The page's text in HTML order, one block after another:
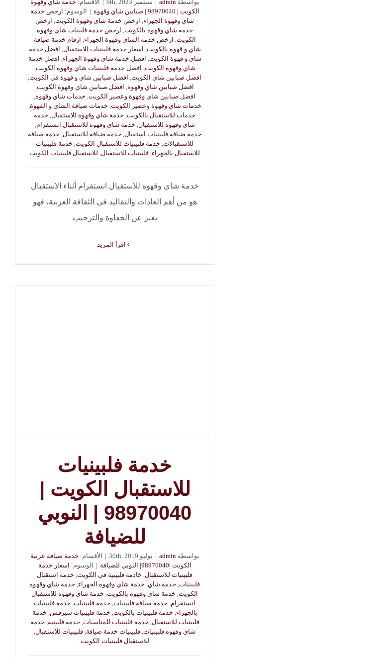
بواسطةadmin
| سبتمبر 9th, 2023 | الأقسام: خدمة شاي وقهوة
الكويت | 98970040 | صبابين شاي وقهوة
| الوسوم: ارخص خدمة
شاي وقهوة الجهراء, ارخص خدمة شاي وقهوة الكويت, ارخص
خدمة شاي وقهوة بالكويت, ارخص خدمة فلبينات شاي وقهوة
الكويت, ارخص خدمه الشاي وقهوة الجهراء, ارقام خدمة ضيافة
شاي و قهوة بالكويت, اسعار خدمة فلبينيات للاستقبال, افضل خدمة
شاي و قهوة الكويت, افضل خدمة شاي وقهوة الجهراء, افضل خدمة
شاي وقهوة الكويت, افضل خدمه فلبينيات شاي وقهوه الكويت,
افضل صبابين شاي الكويت, افضل صبابين شاي و قهوة في الكويت,
افضل صبابين شاي وقهوة, افضل صبابين شاي وقهوة الكويت,
افضل صبابين شاي وقهوة وعصير الكويت, خدمات شاي وقهوة,
خدمات شاي وقهوة وعصير الكويت, خدمات ضيافة الشاي و القهوة,
خدمات للاستقبال بالكويت, خدمة شاي وقهوة للاستقبال, خدمة
شاي وقهوه للاستقبال, خدمة شاي وقهوه للاستقبال انستقرام,
خدمة ضيافة فلبينيات استقبال, خدمة ضيافة للاستقبال, خدمة ضيافة
للاستقبالات, خدمة فلبينيات للاستقبال الكويت, خدمة فلبينيات
للاستقبال بالجهراء, فلبينيات للاستقبال, للاستقبال فلبينيات الكويت
خدمة شاي وقهوه للاستقبال انستقرام أثناء الاستقبال
هو من أهم العادات والتقاليد في الثقافة العربية، فهو
يعبر عن الحفاوة والترحيب
‫اقرأ المزيد
خدمة فلبينيات
للاستقبال الكويت |
98970040 | النوبي
للضيافة
بواسطة admin
| يوليو 30th, 2019 | الأقسام: خدمة ضيافة عربية
الكويت |98970040| النوبي للضيافة
| الوسوم: اسعار خدمة
فلبينيات للاستقبال خادمة فلبينية في الكويت, خدمة استقبال
فلبينيات, خدمة شاي خدمة شاي وقهوه الجهراء خدمة شاي وقهوه
الكويت, خدمة شاي وقهوه بالكويت, خدمة شاي وقهوه للاستقبال
انستقرام خدمة ضيافه فلبينيات, خدمة فلبينيات, خدمة فلبينيات
بالجهراء خدمة فلبينيات بالكويت خدمة فلبينيات سيرفس خدمة
فلبينيات للاستقبال خدمة فلبينيات للمناسبات خدمة فلبينية خدمه
شاي وقهوه فلبينيات, فلبينيات خدمة ضيافة فلبينيات للاستقبال
للاستقبال فلبينيات الكويت